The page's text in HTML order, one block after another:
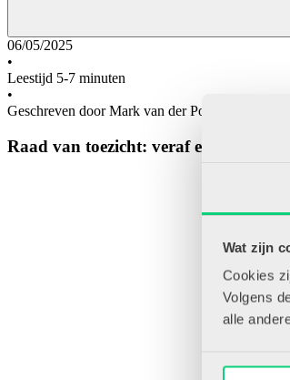
Wat zijn
Cookies
Volgens
alle
06/05/2025
•
Leestijd 5-7 minuten
•
Geschreven door Mark van der Pol
Raad van toezicht: veraf en toch